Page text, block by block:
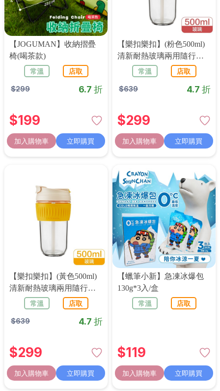
【JOGUMAN】收納摺疊
椅(喝茶款)
常溫
店取
$299 6.7 折
$199
加入購物車 立即購買
【樂扣樂扣】(粉色500ml)
清新耐熱玻璃兩用隨行杯
(附吸管)
常溫 店取
$639 4.7 折
$299
加入購物車 立即購買
【樂扣樂扣】(黃色500ml)
清新耐熱玻璃兩用隨行杯
(附吸管)
常溫 店取
$639 4.7 折
$299
加入購物車 立即購買
【蠟筆小新】急凍冰爆包
130g*3入/盒
常溫
店取
$119
加入購物車 立即購買